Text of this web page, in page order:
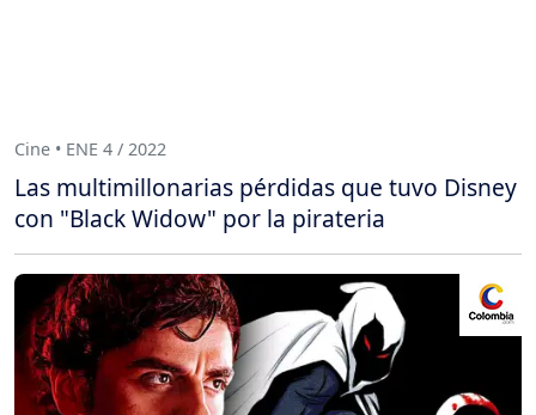
Cine • ENE 4 / 2022
Las multimillonarias pérdidas que tuvo Disney
con "Black Widow" por la pirateria